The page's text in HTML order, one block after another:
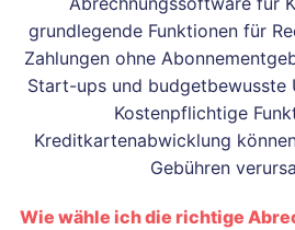
grundlegende Funktionen für
Zahlungen ohne
Start-ups und budgetbewusste
Kostenpflichtige
Kreditkartenabwicklung
Gebühren
Wie wähle ich die richtige